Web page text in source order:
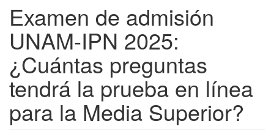
Examen de admisión
UNAM-IPN 2025:
¿Cuántas preguntas
tendrá la prueba en línea
para la Media Superior?